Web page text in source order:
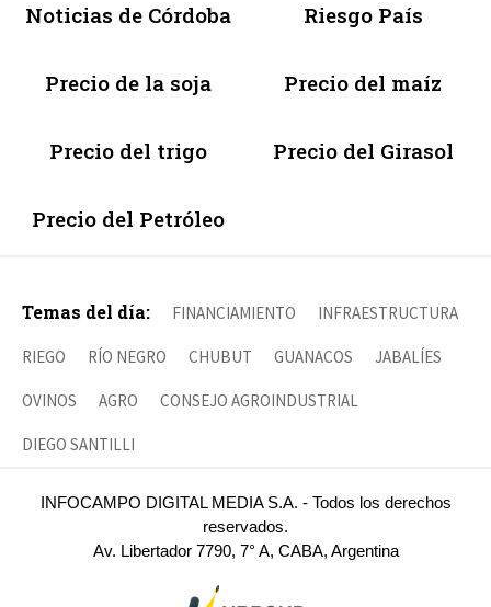
Noticias de Córdoba Riesgo País
Precio de la soja Precio del maíz
Precio del trigo Precio del Girasol
Precio del Petróleo
Temas del día: FINANCIAMIENTO INFRAESTRUCTURA
RIEGO RÍO NEGRO CHUBUT GUANACOS JABALÍES
OVINOS AGRO CONSEJO AGROINDUSTRIAL
DIEGO SANTILLI
INFOCAMPO DIGITAL MEDIA S.A. - Todos los derechos
reservados.
Av. Libertador 7790, 7° A, CABA, Argentina